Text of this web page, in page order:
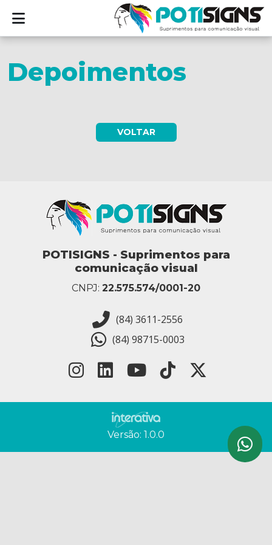
Depoimentos
VOLTAR
POTISIGNS - Suprimentos para
comunicação visual
CNPJ: 22.575.574/0001-20
(84) 3611-2556
(84) 98715-0003
Versão: 1.0.0